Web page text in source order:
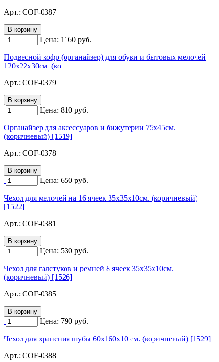
Арт.: COF-0387
Цена: 1160 руб.
Подвесной кофр (органайзер) для обуви и бытовых мелочей
120х22х30см. (ко...
Арт.: COF-0379
Цена: 810 руб.
Органайзер для аксессуаров и бижутерии 75х45см.
(коричневый) [1519]
Арт.: COF-0378
Цена: 650 руб.
Чехол для мелочей на 16 ячеек 35х35х10см. (коричневый)
[1522]
Арт.: COF-0381
Цена: 530 руб.
Чехол для галстуков и ремней 8 ячеек 35х35х10см.
(коричневый) [1526]
Арт.: COF-0385
Цена: 790 руб.
Чехол для хранения шубы 60х160х10 см. (коричневый) [1529]
Арт.: COF-0388